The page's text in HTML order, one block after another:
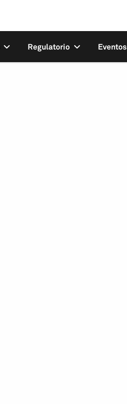
Regulatorio Eventos